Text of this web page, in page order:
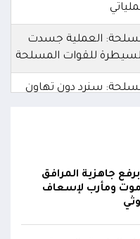
العملية جسدت
للقوات المسلحة
سنرد دون تهاون
الغادرة
حوثياً في جبهتي
الحديدة
جاهزية المرافق
ومأرب لإسعاف